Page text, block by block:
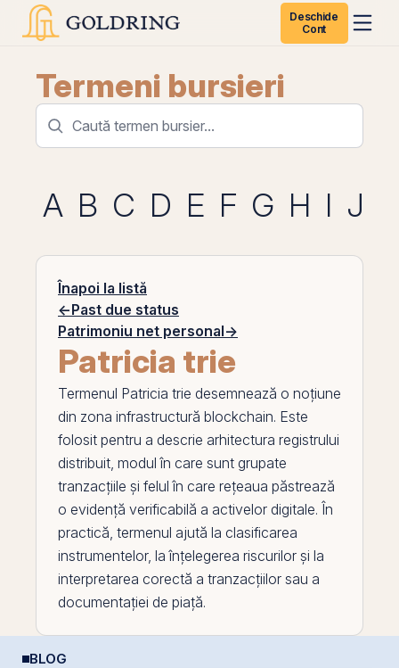
Deschide
Cont
Termeni bursieri
A B C D E F G H I J
Înapoi la listă
←Past due status
Patrimoniu net personal→
Patricia trie
Termenul Patricia trie desemnează o noțiune
din zona infrastructură blockchain. Este
folosit pentru a descrie arhitectura registrului
distribuit, modul în care sunt grupate
tranzacțiile și felul în care rețeaua păstrează
o evidență verificabilă a activelor digitale. În
practică, termenul ajută la clasificarea
instrumentelor, la înțelegerea riscurilor și la
interpretarea corectă a tranzacțiilor sau a
documentației de piață.
BLOG